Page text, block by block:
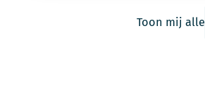
Toon mij alle